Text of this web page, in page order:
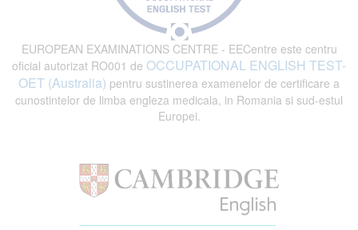
EUROPEAN EXAMINATIONS CENTRE - EECentre este centru
oficial autorizat RO001 de OCCUPATIONAL ENGLISH TEST-
OET (Australia) pentru sustinerea examenelor de certificare a
cunostintelor de limba engleza medicala, in Romania si sud-estul
Europei.